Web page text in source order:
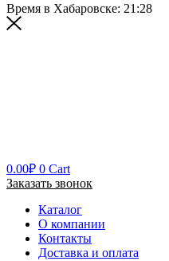
Время в Хабаровске: 21:28
0.00₽ 0 Cart
Заказать звонок
Каталог
О компании
Контакты
Доставка и оплата